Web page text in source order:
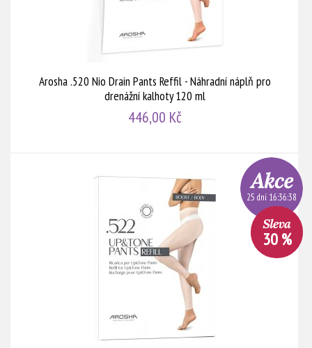
Arosha .520 Nio Drain Pants Reffil - Náhradní náplň pro
drenážní kalhoty 120 ml
446,00 Kč
25 dní 16:36:38
30 %